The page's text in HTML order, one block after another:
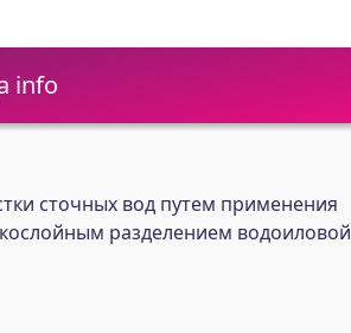
info
сточных вод путем применения
разделением водоиловой